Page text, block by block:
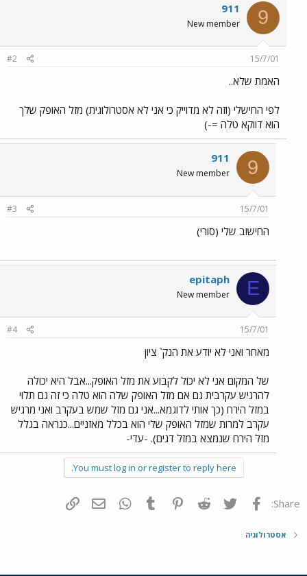
9
911
New member
15/7/01
#2
האמת שלא..
לפי החישלי (וזה לא מדוייק כי אני לא אסטרולוגית) מזל האופק שלך
הוא דווקא טלה =-)
9
911
New member
15/7/01
#3
החישוב שלי (סורי)
E
epitaph
New member
15/7/01
#4
מאחר ואני לא יודע את הנק` ציון
של המקום אני לא יכול לקבוע את מזל האופק...אבל היא יכולה
להרגיש עקרבית גם אם מזל האופק שלה הוא טלה כי זה גם תלוי
במזל הירח (כך אותי לדוגמא...אני גם מזל שמש בעקרב ואני מרגיש
עקרב למרות שמזל האופק שלי הוא בכלל מאזניים...כנראה בגלל
מזל הירח שנמצא במזל דגים). -עדי-
You must log in or register to reply here.
Share: פייסבוק Twitter
Reddit
Pinterest
Tumblr
WhatsAppדואר אלקטרוני
אסטרולוגיה